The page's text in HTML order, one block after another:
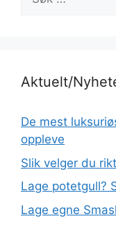
etter:
Aktuelt/
De mest
oppleve
Slik velger du
Lage potetgull?
Lage egne